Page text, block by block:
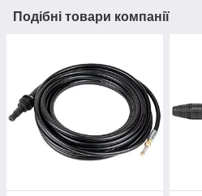
Подібні товари компанії